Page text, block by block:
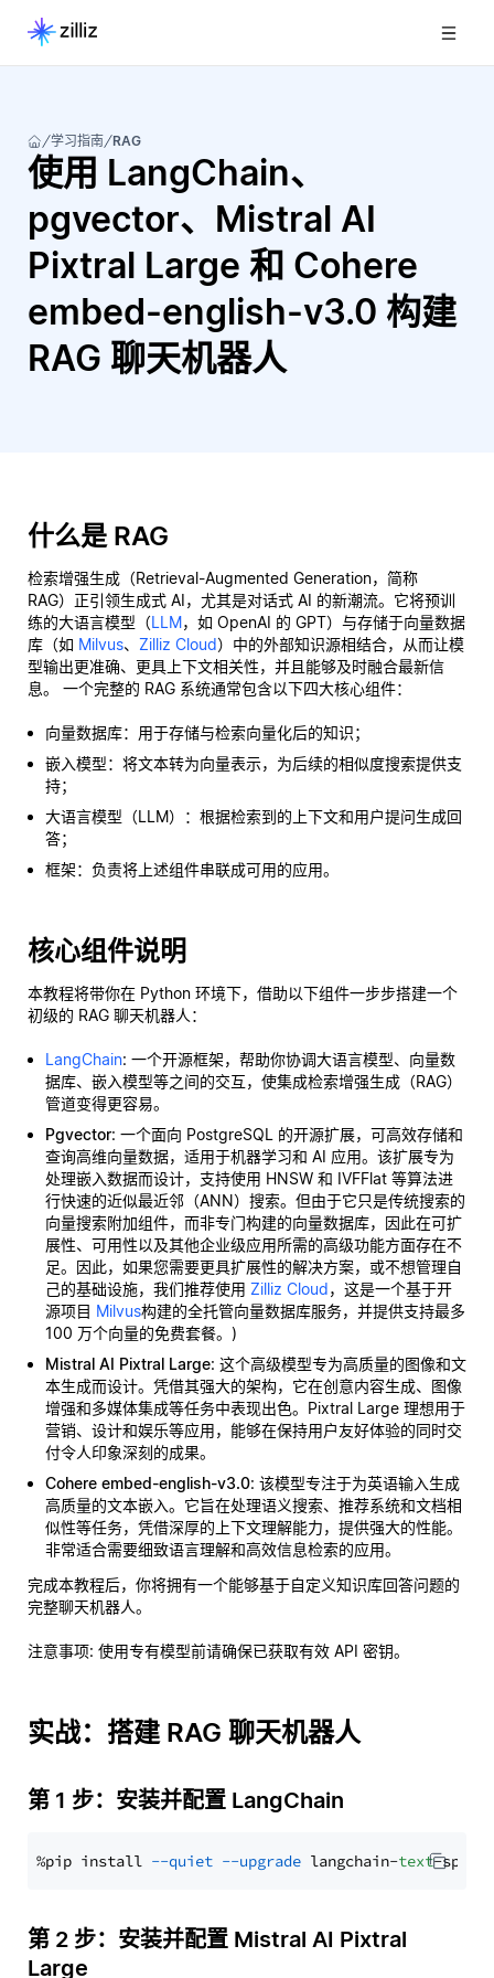
学习指南 RAG
使用 LangChain、
pgvector、Mistral AI
Pixtral Large 和 Cohere
embed-english-v3.0 构建
RAG 聊天机器人
什么是 RAG
检索增强生成（Retrieval-Augmented Generation，简称
RAG）正引领生成式 AI，尤其是对话式 AI 的新潮流。它将预训
练的大语言模型（LLM，如 OpenAI 的 GPT）与存储于向量数据
库（如 Milvus、 Zilliz Cloud）中的外部知识源相结合，从而让模
型输出更准确、更具上下文相关性，并且能够及时融合最新信
息。 一个完整的 RAG 系统通常包含以下四大核心组件：
向量数据库：用于存储与检索向量化后的知识；
嵌入模型：将文本转为向量表示，为后续的相似度搜索提供支
持；
大语言模型（LLM）：根据检索到的上下文和用户提问生成回
答；
框架：负责将上述组件串联成可用的应用。
核心组件说明
本教程将带你在 Python 环境下，借助以下组件一步步搭建一个
初级的 RAG 聊天机器人：
LangChain: 一个开源框架，帮助你协调大语言模型、向量数
据库、嵌入模型等之间的交互，使集成检索增强生成（RAG）
管道变得更容易。
Pgvector: 一个面向 PostgreSQL 的开源扩展，可高效存储和
查询高维向量数据，适用于机器学习和 AI 应用。该扩展专为
处理嵌入数据而设计，支持使用 HNSW 和 IVFFlat 等算法进
行快速的近似最近邻（ANN）搜索。但由于它只是传统搜索的
向量搜索附加组件，而非专门构建的向量数据库，因此在可扩
展性、可用性以及其他企业级应用所需的高级功能方面存在不
足。因此，如果您需要更具扩展性的解决方案，或不想管理自
己的基础设施，我们推荐使用 Zilliz Cloud，这是一个基于开
源项目 Milvus构建的全托管向量数据库服务，并提供支持最多
100 万个向量的免费套餐。)
Mistral AI Pixtral Large: 这个高级模型专为高质量的图像和文
本生成而设计。凭借其强大的架构，它在创意内容生成、图像
增强和多媒体集成等任务中表现出色。Pixtral Large 理想用于
营销、设计和娱乐等应用，能够在保持用户友好体验的同时交
付令人印象深刻的成果。
Cohere embed-english-v3.0: 该模型专注于为英语输入生成
高质量的文本嵌入。它旨在处理语义搜索、推荐系统和文档相
似性等任务，凭借深厚的上下文理解能力，提供强大的性能。
非常适合需要细致语言理解和高效信息检索的应用。
完成本教程后，你将拥有一个能够基于自定义知识库回答问题的
完整聊天机器人。
注意事项: 使用专有模型前请确保已获取有效 API 密钥。
实战：搭建 RAG 聊天机器人
第 1 步：安装并配置 LangChain
%pip install --quiet --upgrade langchain-text
第 2 步：安装并配置 Mistral AI Pixtral
Large